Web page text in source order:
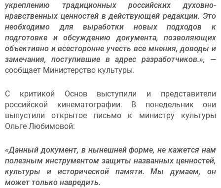
укреплению традиционных российских духовно-
нравственных ценностей в действующей редакции. Это
необходимо для выработки новых подходов к
подготовке и обсуждению документа, позволяющих
объективно и всесторонне учесть все мнения, доводы и
замечания, поступившие в адрес разработчиков.», —
сообщает Министерство культуры.
С критикой Основ выступили и представители
российской кинематографии. В понедельник они
выпустили открытое письмо к министру культуры
Ольге Любимовой:
«Данный документ, в нынешней форме, не кажется нам
полезным инструментом защиты названных ценностей,
культуры ‎и исторической памяти. Мы думаем, он
может только навредить.